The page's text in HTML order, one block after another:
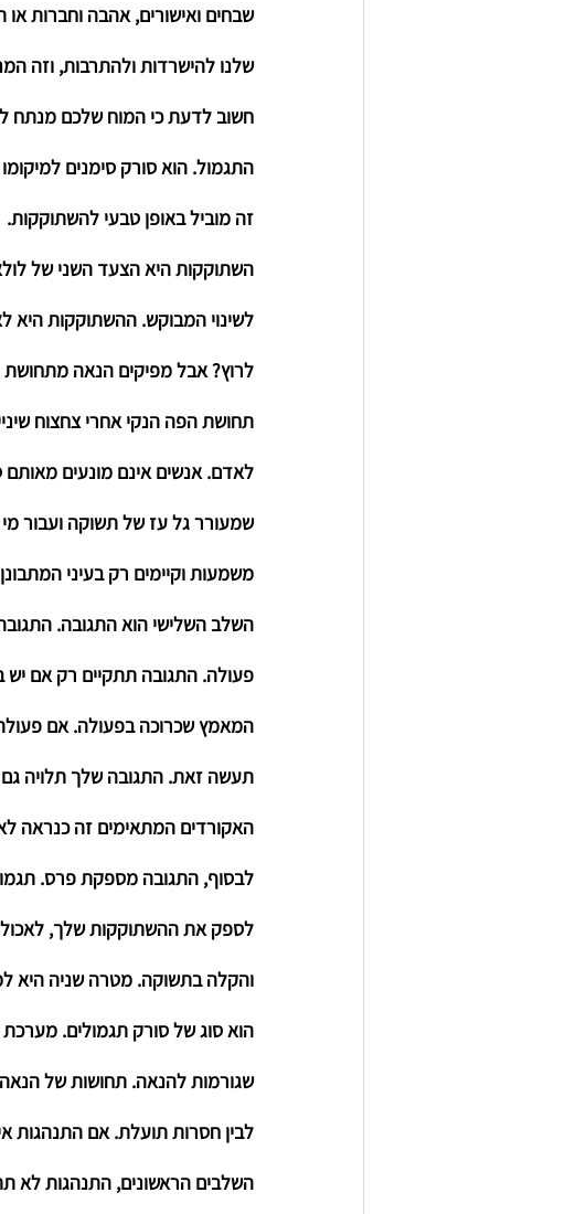
שבחים ואישורים, אהבה וחברות או
שלנו להישרדות ולהתרבות, וזה
חשוב לדעת כי המוח שלכם מנתח
התגמול. הוא סורק סימנים
זה מוביל באופן טבעי להשתוקקות.
השתוקקות היא הצעד השני של
לשינוי המבוקש. ההשתוקקות היא
לרוץ? אבל מפיקים הנאה מתחושת
תחושת הפה הנקי אחרי צחצוח
לאדם. אנשים אינם מונעים מאותם
שמעורר גל עז של תשוקה ועבור
משמעות וקיימים רק בעיני
השלב השלישי הוא התגובה.
פעולה. התגובה תתקיים רק אם יש
המאמץ שכרוכה בפעולה. אם
תעשה זאת. התגובה שלך תלויה
האקורדים המתאימים זה כנראה
לבסוף, התגובה מספקת פרס.
לספק את ההשתוקקות שלך,
והקלה בתשוקה. מטרה שניה היא
הוא סוג של סורק תגמולים.
שגורמות להנאה. תחושות של הנאה
לבין חסרות תועלת. אם
השלבים הראשונים, התנהגות